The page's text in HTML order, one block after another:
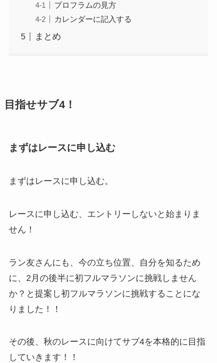
プロフラムの見方
カレンダーに記入する
まとめ
目指せサブ4！
まずはレースに申し込む
まずはレースに申し込む。
レースに申し込む、エントリーしないと始まりま
せん！
ラン友さんにも、今の立ち位置、自分を知るため
に、2月の後半に初フルマラソンに挑戦しません
か？と提案し初フルマラソンに挑戦することにな
りました！！
その後、秋のレースに向けてサブ4を本格的に目指
していきます！！